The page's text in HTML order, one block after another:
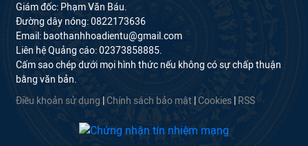
Giám đốc: Phạm Văn Báu.
Đường dây nóng: 0822173636
Email: baothanhhoadientu@gmail.com
Liên hệ Quảng cáo: 02373858885.
Cấm sao chép dưới mọi hình thức nếu không có sự chấp thuận
bằng văn bản.
Điều khoản sử dụng Chính sách bảo mật Cookies RSS